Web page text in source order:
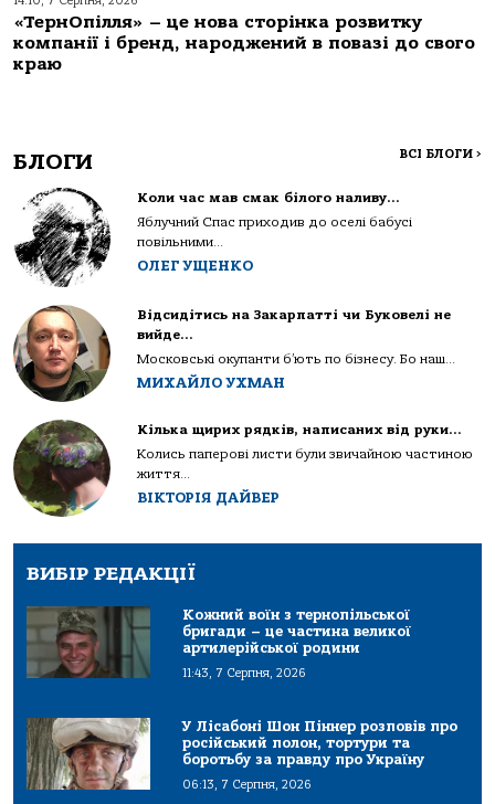
«ТернОпілля» – це нова сторінка розвитку
компанії і бренд, народжений в повазі до свого
краю
БЛОГИ ВСІ БЛОГИ >
Коли час мав смак білого наливу…
Яблучний Спас приходив до оселі бабусі
повільними...
ОЛЕГ УЩЕНКО
Відсидітись на Закарпатті чи Буковелі не
вийде…
Московські окупанти б’ють по бізнесу. Бо наш...
МИХАЙЛО УХМАН
Кілька щирих рядків, написаних від руки…
Колись паперові листи були звичайною частиною
життя...
ВІКТОРІЯ ДАЙВЕР
ВИБІР РЕДАКЦІЇ
Кожний воїн з тернопільської
бригади – це частина великої
артилерійської родини
11:43, 7 Серпня, 2026
У Лісабоні Шон Піннер розповів про
російський полон, тортури та
боротьбу за правду про Україну
06:13, 7 Серпня, 2026